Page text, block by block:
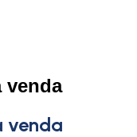
venda
venda